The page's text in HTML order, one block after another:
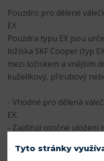
Pouzdro pro dělené
EX
Pouzdra typu EX jsou
ložiska SKF Cooper (typ
mezi ložiskem a vnějším
kuželíkový, přírubový
- Vhodné pro dělená
EX.
- Zajišťují otočné uložení
- zajišťují soustředné
Tyto stránky